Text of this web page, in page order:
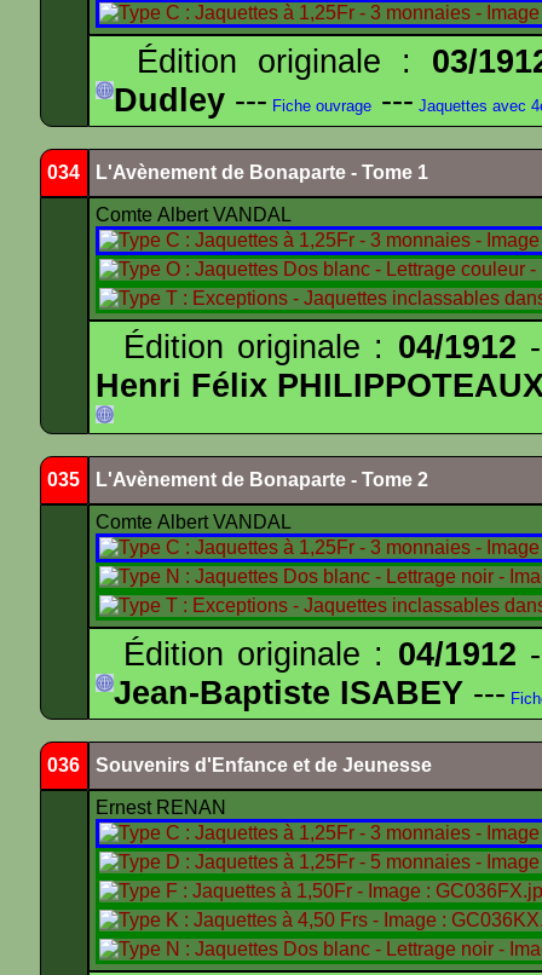
Édition originale : 03/
Dudley --- Fiche ouvrage --- Jaquettes avec
034 L'Avènement de Bonaparte - Tome 1
Comte Albert VANDAL
Édition originale : 04/1912
Henri Félix
035 L'Avènement de Bonaparte - Tome 2
Comte Albert VANDAL
Édition originale : 04/1912
Jean-Baptiste ISABEY ---
036 Souvenirs d'Enfance et de Jeunesse
Ernest RENAN